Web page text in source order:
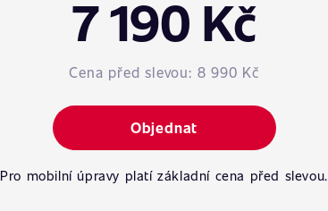
7 190 Kč
Cena před slevou: 8 990 Kč
Objednat
Pro mobilní úpravy platí základní cena před slevou.